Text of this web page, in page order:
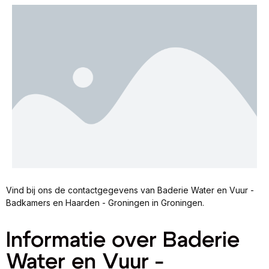
Vind bij ons de contactgegevens van Baderie Water en Vuur -
Badkamers en Haarden - Groningen in Groningen.
Informatie over Baderie
Water en Vuur -